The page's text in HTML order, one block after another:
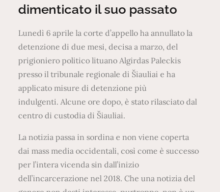
dimenticato il suo passato
Lunedì 6 aprile la corte d’appello ha annullato la
detenzione di due mesi, decisa a marzo, del
prigioniero politico lituano Algirdas Paleckis
presso il tribunale regionale di Šiauliai e ha
applicato misure di detenzione più
indulgenti. Alcune ore dopo, è stato rilasciato dal
centro di custodia di Šiauliai.
La notizia passa in sordina e non viene coperta
dai mass media occidentali, così come è successo
per l’intera vicenda sin dall’inizio
dell’incarcerazione nel 2018. Che una notizia del